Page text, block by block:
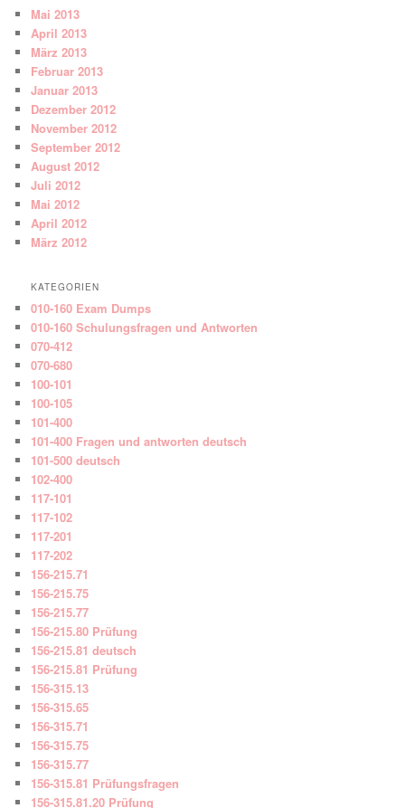
Mai 2013
April 2013
März 2013
Februar 2013
Januar 2013
Dezember 2012
November 2012
September 2012
August 2012
Juli 2012
Mai 2012
April 2012
März 2012
KATEGORIEN
010-160 Exam Dumps
010-160 Schulungsfragen und Antworten
070-412
070-680
100-101
100-105
101-400
101-400 Fragen und antworten deutsch
101-500 deutsch
102-400
117-101
117-102
117-201
117-202
156-215.71
156-215.75
156-215.77
156-215.80 Prüfung
156-215.81 deutsch
156-215.81 Prüfung
156-315.13
156-315.65
156-315.71
156-315.75
156-315.77
156-315.81 Prüfungsfragen
156-315.81.20 Prüfung